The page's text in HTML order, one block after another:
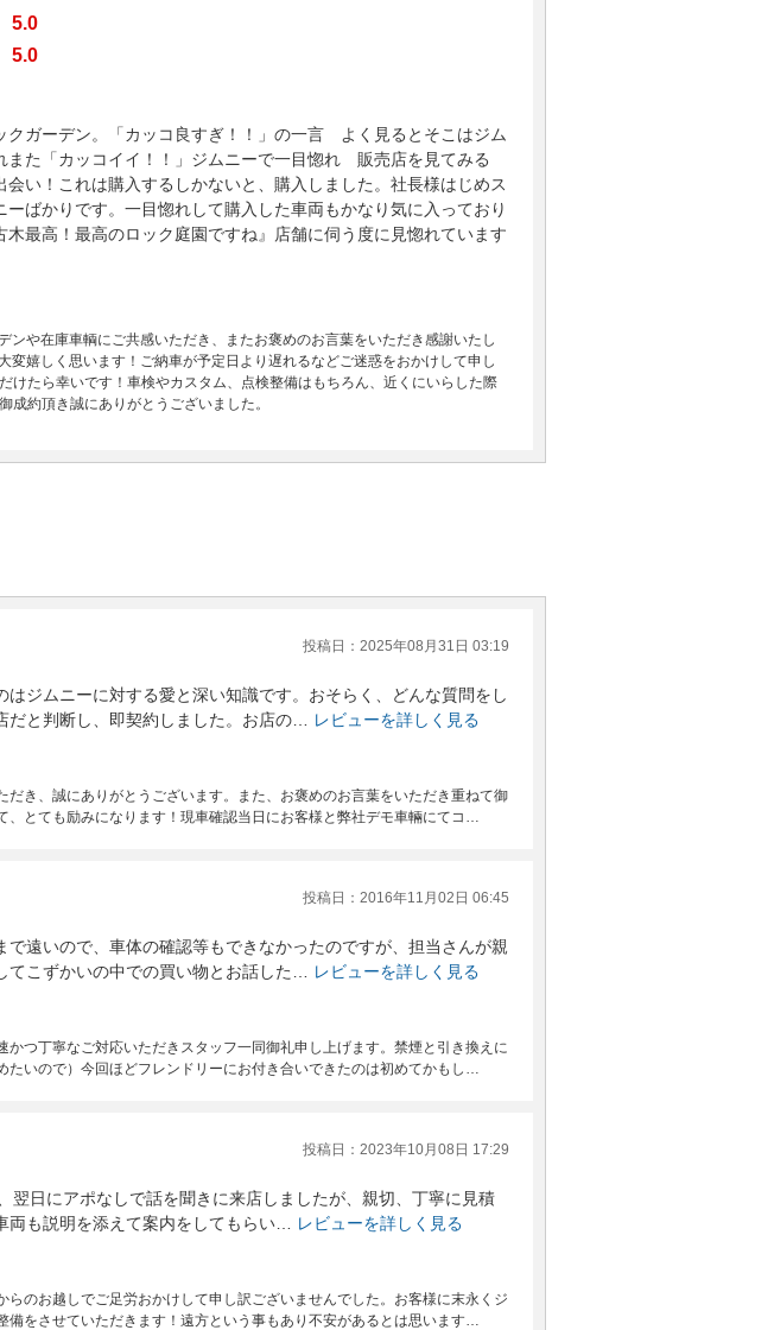
5.0
5.0
ガーデン。「カッコ良すぎ！！」の一言 よく見るとそこはジム
た「カッコイイ！！」ジムニーで一目惚れ 販売店を見てみる
い！これは購入するしかないと、購入しました。社長様はじめス
ばかりです。一目惚れして購入した車両もかなり気に入っており
最高！最高のロック庭園ですね』店舗に伺う度に見惚れています
や在庫車輌にご共感いただき、またお褒めのお言葉をいただき感謝いたし
嬉しく思います！ご納車が予定日より遅れるなどご迷惑をおかけして申し
たら幸いです！車検やカスタム、点検整備はもちろん、近くにいらした際
約頂き誠にありがとうございました。
投稿日：2025年08月31日 03:19
ジムニーに対する愛と深い知識です。おそらく、どんな質問をし
と判断し、即契約しました。お店の…
レビューを詳しく見る
き、誠にありがとうございます。また、お褒めのお言葉をいただき重ねて御
とても励みになります！現車確認当日にお客様と弊社デモ車輛にてコ…
投稿日：2016年11月02日 06:45
遠いので、車体の確認等もできなかったのですが、担当さんが親
こずかいの中での買い物とお話した…
レビューを詳しく見る
つ丁寧なご対応いただきスタッフ一同御礼申し上げます。禁煙と引き換えに
いので）今回ほどフレンドリーにお付き合いできたのは初めてかもし…
投稿日：2023年10月08日 17:29
日にアポなしで話を聞きに来店しましたが、親切、丁寧に見積
も説明を添えて案内をしてもらい…
レビューを詳しく見る
のお越しでご足労おかけして申し訳ございませんでした。お客様に末永くジ
をさせていただきます！遠方という事もあり不安があるとは思います…